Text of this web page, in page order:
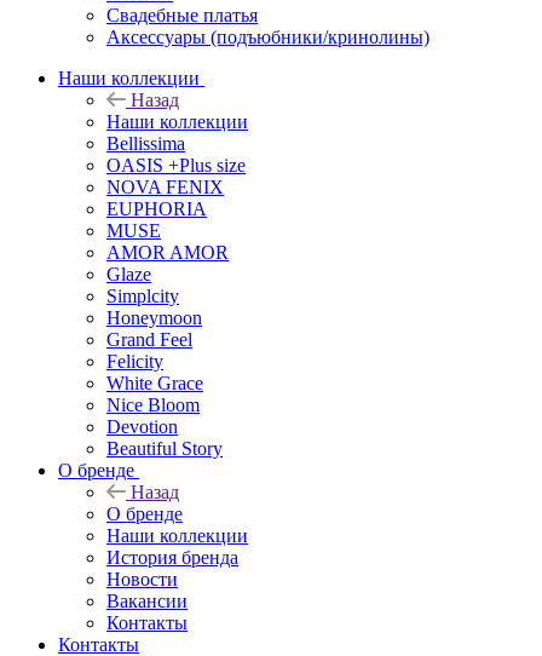
Свадебные платья
Аксессуары (подъюбники/кринолины)
Наши коллекции
Назад
Наши коллекции
Bellissima
OASIS +Plus size
NOVA FENIX
EUPHORIA
MUSE
AMOR AMOR
Glaze
Simplcity
Honeymoon
Grand Feel
Felicity
White Grace
Nice Bloom
Devotion
Beautiful Story
О бренде
Назад
О бренде
Наши коллекции
История бренда
Новости
Вакансии
Контакты
Контакты